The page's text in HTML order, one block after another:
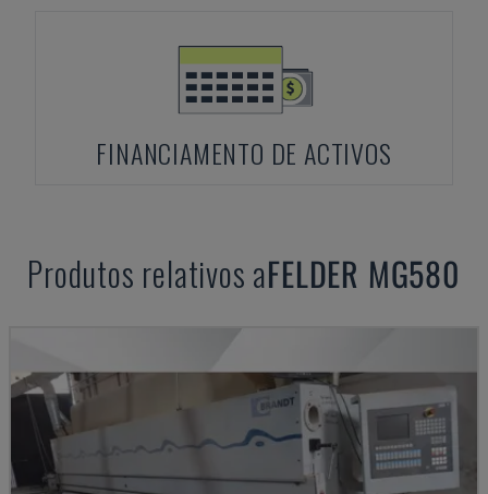
FINANCIAMENTO DE ACTIVOS
Produtos relativos aFELDER MG580